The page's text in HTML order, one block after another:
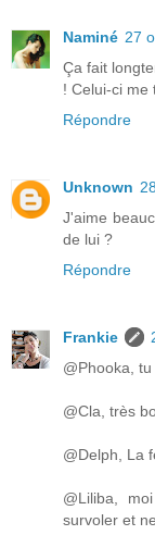
Naminé 27
Ça fait
! Celui-ci me
Répondre
Unknown
J'aime
de lui ?
Répondre
Frankie
@Phooka,
@Cla, très
@Delph, La
@Liliba,
survoler et